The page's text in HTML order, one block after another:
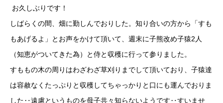
お久しぶりです！
しばらくの間、畑に勤しんでおりした。知り合いの方から「すも
もあげるよ」とお声をかけて頂いて、週末に子熊改め子猿2人
（知恵がついてきた為）と侍と収穫に行って参りました。
すももの木の周りはわざわざ草刈りまでして頂いており、子猿達
は容赦なくたっぷりと収穫してちゃっかりと口にも運んでおりま
した‥遠慮というものを母子共々知らないようです‥すいませ